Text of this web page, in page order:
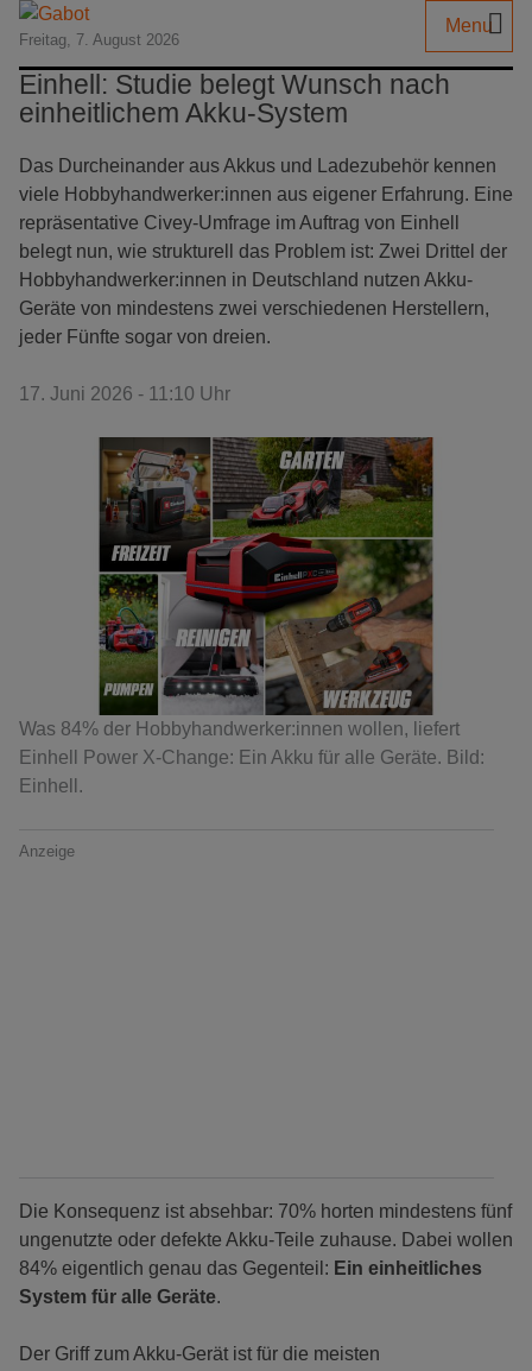
Freitag, 7. August 2026
Menu
Einhell: Studie belegt Wunsch nach
einheitlichem Akku-System
Das Durcheinander aus Akkus und Ladezubehör kennen
viele Hobbyhandwerker:innen aus eigener Erfahrung. Eine
repräsentative Civey-Umfrage im Auftrag von Einhell
belegt nun, wie strukturell das Problem ist: Zwei Drittel der
Hobbyhandwerker:innen in Deutschland nutzen Akku-
Geräte von mindestens zwei verschiedenen Herstellern,
jeder Fünfte sogar von dreien.
17. Juni 2026 - 11:10 Uhr
Was 84% der Hobbyhandwerker:innen wollen, liefert
Einhell Power X-Change: Ein Akku für alle Geräte. Bild:
Einhell.
Anzeige
Die Konsequenz ist absehbar: 70% horten mindestens fünf
ungenutzte oder defekte Akku-Teile zuhause. Dabei wollen
84% eigentlich genau das Gegenteil: Ein einheitliches
System für alle Geräte.
Der Griff zum Akku-Gerät ist für die meisten